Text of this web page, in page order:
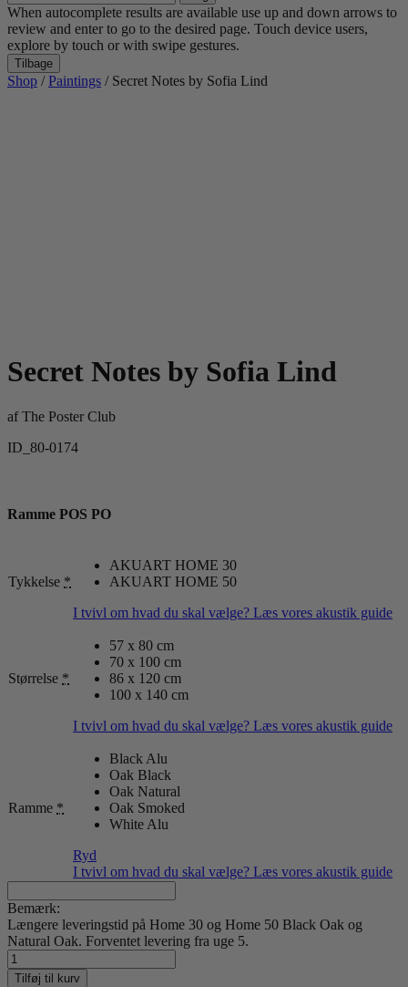
efter:
When autocomplete results are available use up and down arrows to
review and enter to go to the desired page. Touch device users,
explore by touch or with swipe gestures.
Tilbage
Shop /Paintings / Secret Notes by Sofia Lind
Secret Notes by Sofia Lind
afThe Poster Club
ID_80-0174
Ramme POS PO
Tykkelse *
AKUART HOME 30
AKUART HOME 50
I tvivl om hvad du skal vælge? Læs vores akustik guide
Størrelse *
57 x 80 cm
70 x 100 cm
86 x 120 cm
100 x 140 cm
I tvivl om hvad du skal vælge? Læs vores akustik guide
Ramme *
Black Alu
Oak Black
Oak Natural
Oak Smoked
White Alu
Ryd
I tvivl om hvad du skal vælge? Læs vores akustik guide
Bemærk:
Længere leveringstid på Home 30 og Home 50 Black Oak og
Natural Oak. Forventet levering fra uge 5.
Secret
Notes
Tilføj til kurv